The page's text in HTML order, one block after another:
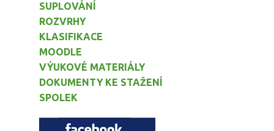
SUPLOVÁNÍ
ROZVRHY
KLASIFIKACE
MOODLE
VÝUKOVÉ MATERIÁLY
DOKUMENTY KE STAŽENÍ
SPOLEK